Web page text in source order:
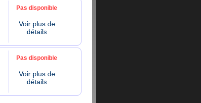
Pas disponible
Voir plus de
détails
Pas disponible
Voir plus de
détails